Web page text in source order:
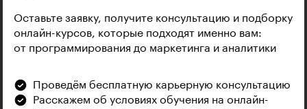
Оставьте заявку, получите консультацию и подборку
онлайн-курсов, которые подходят именно вам:
от программирования до маркетинга и аналитики
Проведём бесплатную карьерную консультацию
Расскажем об условиях обучения на онлайн-